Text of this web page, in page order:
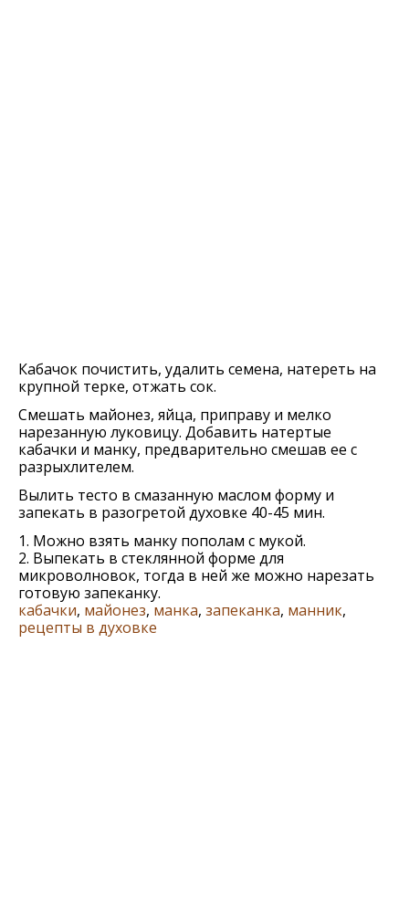
Кабачок почистить, удалить семена, натереть на
крупной терке, отжать сок.
Смешать майонез, яйца, приправу и мелко
нарезанную луковицу. Добавить натертые
кабачки и манку, предварительно смешав ее с
разрыхлителем.
Вылить тесто в смазанную маслом форму и
запекать в разогретой духовке 40-45 мин.
1. Можно взять манку пополам с мукой.
2. Выпекать в стеклянной форме для
микроволновок, тогда в ней же можно нарезать
готовую запеканку.
кабачки, майонез, манка, запеканка, манник,
рецепты в духовке